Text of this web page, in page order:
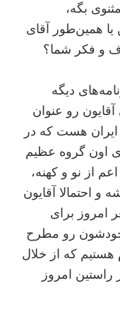
بگه،
یا همین‌طور آقای
و فکر شما؟
دیگه
رو عنوان
ایران هست که در
اون گروه عظیم
از نو و کهنه،
احتمالا آقایون
امروز برای
خودشون رو مطرح
هستیم که از خلال
امروز